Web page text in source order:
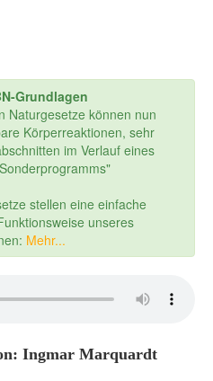
Grundlagen
Naturgesetze können nun
Körperreaktionen, sehr
im Verlauf eines
stellen eine einfache
unseres
Mehr...
Ingmar Marquardt